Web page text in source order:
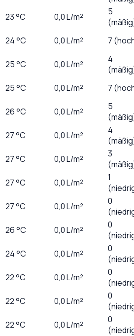
23°C 0,0L/m²
5
24°C 0,0L/m²
7
25°C 0,0L/m²
4
25°C 0,0L/m²
7
26°C 0,0L/m²
5
27°C 0,0L/m²
4
27°C 0,0L/m²
3
27°C 0,0L/m²
1
27°C 0,0L/m²
0
26°C 0,0L/m²
0
24°C 0,0L/m²
0
22°C 0,0L/m²
0
22°C 0,0L/m²
0
22°C 0,0L/m²
0